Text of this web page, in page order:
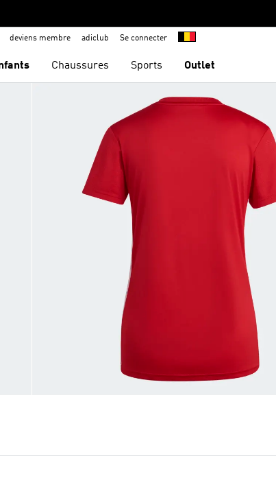
deviens membre adiclub Se connecter
Chaussures Sports Outlet